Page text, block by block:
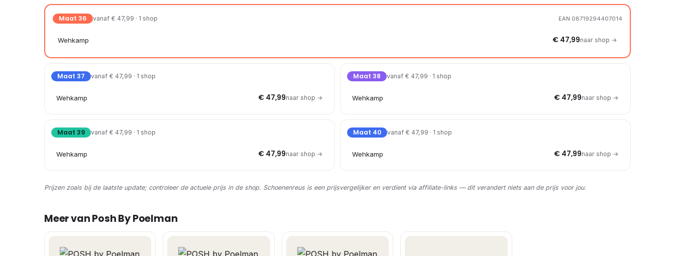
Maat 36 vanaf € 47,99 · 1 shop EAN 08719294407014
Wehkamp € 47,99naar shop →
Maat 37 vanaf € 47,99 · 1 shop
Wehkamp € 47,99naar shop →
Maat 38 vanaf € 47,99 · 1 shop
Wehkamp € 47,99naar shop →
Maat 39 vanaf € 47,99 · 1 shop
Wehkamp € 47,99naar shop →
Maat 40 vanaf € 47,99 · 1 shop
Wehkamp € 47,99naar shop →
Prijzen zoals bij de laatste update; controleer de actuele prijs in de shop. Schoenenreus is een prijsvergelijker en verdient via affiliate-links — dit verandert niets aan de prijs voor jou.
Meer van Posh By Poelman